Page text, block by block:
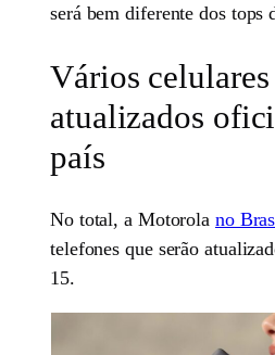
será bem diferente dos tops
Vários celulares
atualizados
país
No total, a Motorola no
telefones que serão
15.